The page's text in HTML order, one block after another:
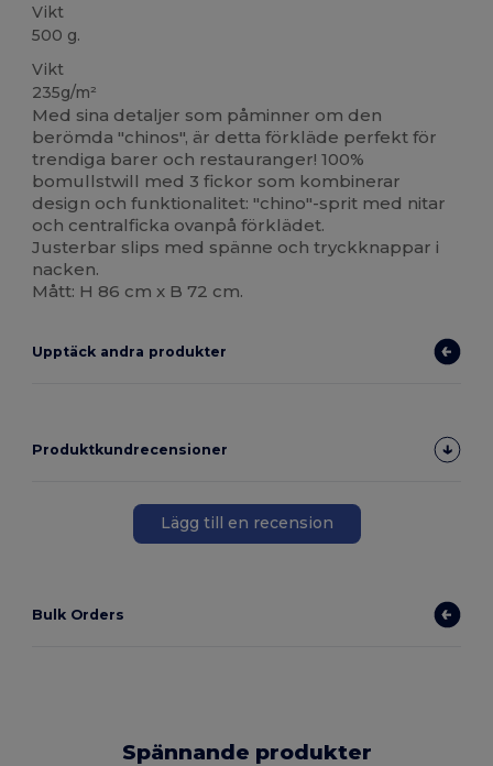
Vikt
500 g.
Vikt
235g/m²
Med sina detaljer som påminner om den
berömda "chinos", är detta förkläde perfekt för
trendiga barer och restauranger! 100%
bomullstwill med 3 fickor som kombinerar
design och funktionalitet: "chino"-sprit med nitar
och centralficka ovanpå förklädet.
Justerbar slips med spänne och tryckknappar i
nacken.
Mått: H 86 cm x B 72 cm.
Upptäck andra produkter
Produktkundrecensioner
Lägg till en recension
Bulk Orders
Spännande produkter